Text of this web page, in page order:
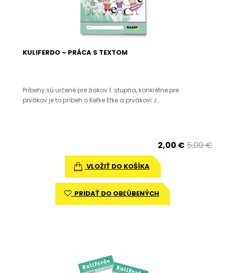
KULIFERDO – PRÁCA S TEXTOM
Príbehy sú určené pre žiakov 1. stupňa, konkrétne pre
prvákov je to príbeh o Kefke Efke a prvákovi J..
2,00 € 5,00 €
VLOŽIŤ DO KOŠÍKA
PRIDAŤ DO OBĽÚBENÝCH